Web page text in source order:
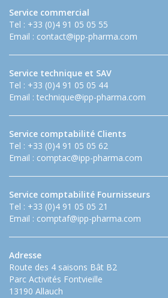
Service commercial
Tel : +33 (0)4 91 05 05 55
Email : contact@ipp-pharma.com
Service technique et SAV
Tel : +33 (0)4 91 05 05 44
Email : technique@ipp-pharma.com
Service comptabilité Clients
Tel : +33 (0)4 91 05 05 62
Email : comptac@ipp-pharma.com
Service comptabilité Fournisseurs
Tel : +33 (0)4 91 05 05 21
Email : comptaf@ipp-pharma.com
Adresse
Route des 4 saisons Bât B2
Parc Activités Fontvieille
13190 Allauch